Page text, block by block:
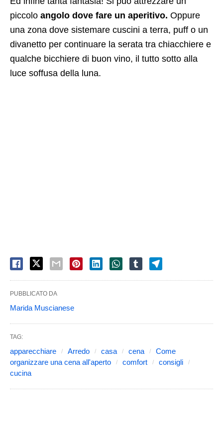
piccolo angolo dove fare un aperitivo. Oppure
una zona dove sistemare cuscini a terra, puff o un
divanetto per continuare la serata tra chiacchiere e
qualche bicchiere di buon vino, il tutto sotto alla
luce soffusa della luna.
PUBBLICATO DA
Marida Muscianese
TAG:
apparecchiare Arredo casa cena
Come
organizzare una cena all'aperto
comfort
consigli
cucina